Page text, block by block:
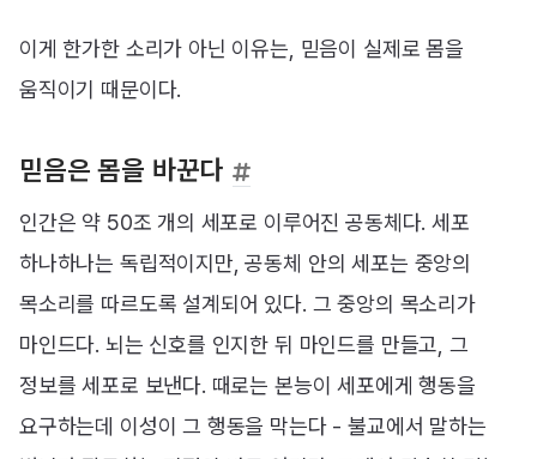
이게 한가한 소리가 아닌 이유는, 믿음이 실제로 몸을
움직이기 때문이다.
믿음은 몸을 바꾼다
인간은 약 50조 개의 세포로 이루어진 공동체다. 세포
하나하나는 독립적이지만, 공동체 안의 세포는 중앙의
목소리를 따르도록 설계되어 있다. 그 중앙의 목소리가
마인드다. 뇌는 신호를 인지한 뒤 마인드를 만들고, 그
정보를 세포로 보낸다. 때로는 본능이 세포에게 행동을
요구하는데 이성이 그 행동을 막는다 - 불교에서 말하는